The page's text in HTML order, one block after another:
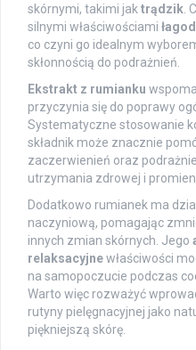
skórnymi, takimi jak trądzik .
silnymi właściwościami
co czyni go idealnym
skłonnością do podrażnień.
Ekstrakt z rumianku
przyczynia się do poprawy
Systematyczne stosowanie
składnik może znacznie
zaczerwienień oraz
utrzymania zdrowej i
Dodatkowo rumianek ma
naczyniową, pomagając
innych zmian skórnych. Jego
relaksacyjnewłaściwości
na samopoczucie podczas
Warto więc rozważyć
rutyny pielęgnacyjnej jako
piękniejszą skórę.